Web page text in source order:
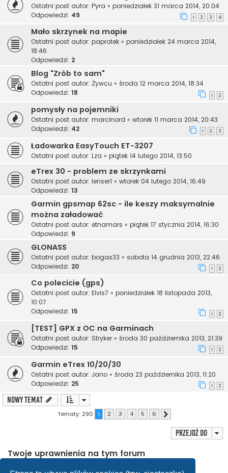
Ostatni post autor: Pyra « poniedziałek 31 marca 2014, 20:04
Odpowiedzi: 49 1 2 3 4
Mało skrzynek na mapie
Ostatni post autor: paprotek « poniedziałek 24 marca 2014,
18:46
Odpowiedzi: 2
Blog "Zrób to sam"
Ostatni post autor: Żywcu « środa 12 marca 2014, 18:34
Odpowiedzi: 18 1 2
pomysły na pojemniki
Ostatni post autor: marcinord « wtorek 11 marca 2014, 20:43
Odpowiedzi: 42 1 2 3
Ładowarka EasyTouch ET-3207
Ostatni post autor: Lza « piątek 14 lutego 2014, 13:50
eTrex 30 - problem ze skrzynkami
Ostatni post autor: lenser1 « wtorek 04 lutego 2014, 16:49
Odpowiedzi: 13
Garmin gpsmap 62sc - ile keszy maksymalnie
można załadować
Ostatni post autor: etnamars « piątek 17 stycznia 2014, 16:30
Odpowiedzi: 9
GLONASS
Ostatni post autor: bogas33 « sobota 14 grudnia 2013, 22:46
Odpowiedzi: 20 1 2
Co polecicie (gps)
Ostatni post autor: Elvis7 « poniedziałek 18 listopada 2013,
10:07
Odpowiedzi: 15 1 2
[TEST] GPX z OC na Garminach
Ostatni post autor: Stryker « środa 30 października 2013, 21:39
Odpowiedzi: 15 1 2
Garmin eTrex 10/20/30
Ostatni post autor: Jano « środa 23 października 2013, 11:20
Odpowiedzi: 25 1 2
NOWY TEMAT
Tematy: 290 1 2 3 4 5 6
Przejdź do
Twoje uprawnienia na tym forum